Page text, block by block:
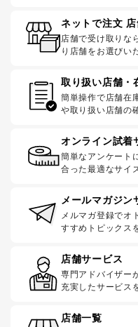
ネットで注文 店
店舗で受け取りな
り店舗をお選びい
取り扱い店舗・
簡単操作で店舗在
や取り扱い店舗の
オンライン試着
簡単なアンケート
合った最適なサイ
メールマガジン
メルマガ登録でオ
すすめトピックス
店舗サービス
専門アドバイザー
充実したサービス
店舗一覧